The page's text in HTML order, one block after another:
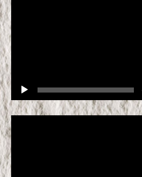
přehrávač
Video
přehrávač